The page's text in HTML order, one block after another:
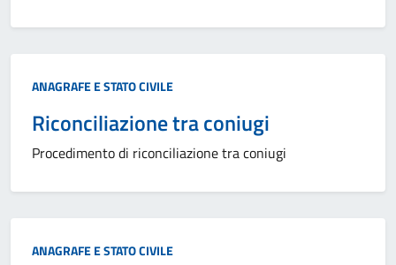
Categoria:
ANAGRAFE E STATO CIVILE
Riconciliazione tra coniugi
Procedimento di riconciliazione tra coniugi
Categoria:
ANAGRAFE E STATO CIVILE